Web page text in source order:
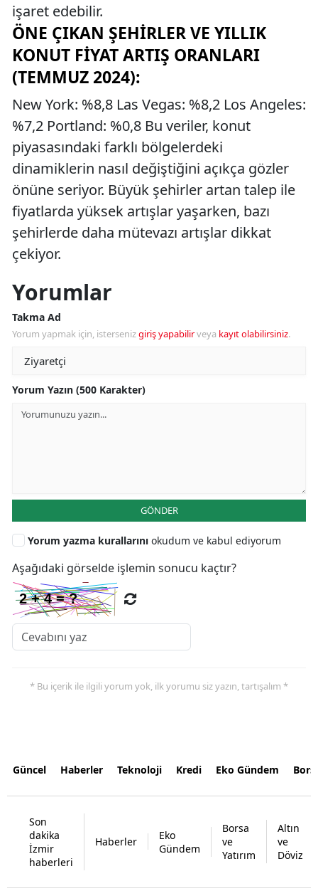
işaret edebilir.
ÖNE ÇIKAN ŞEHIRLER VE YILLIK
KONUT FIYAT ARTIŞ ORANLARI
(TEMMUZ 2024):
New York: %8,8 Las Vegas: %8,2 Los Angeles:
%7,2 Portland: %0,8 Bu veriler, konut
piyasasındaki farklı bölgelerdeki
dinamiklerin nasıl değiştiğini açıkça gözler
önüne seriyor. Büyük şehirler artan talep ile
fiyatlarda yüksek artışlar yaşarken, bazı
şehirlerde daha mütevazı artışlar dikkat
çekiyor.
Yorumlar
Takma Ad
Yorum yapmak için, istersenizgiriş yapabilirveya kayıt olabilirsiniz.
Yorum Yazın (500 Karakter)
GÖNDER
Yorum yazma kurallarını okudum ve kabul ediyorum
Aşağıdaki görselde işlemin sonucu kaçtır?
* Bu içerik ile ilgili yorum yok, ilk yorumu siz yazın, tartışalım *
Güncel Haberler Teknoloji Kredi Eko Gündem
Son
dakika
İzmir
haberleri
Haberler
Eko
Gündem
Borsa
ve
Yatırım
Altın
ve
Döviz